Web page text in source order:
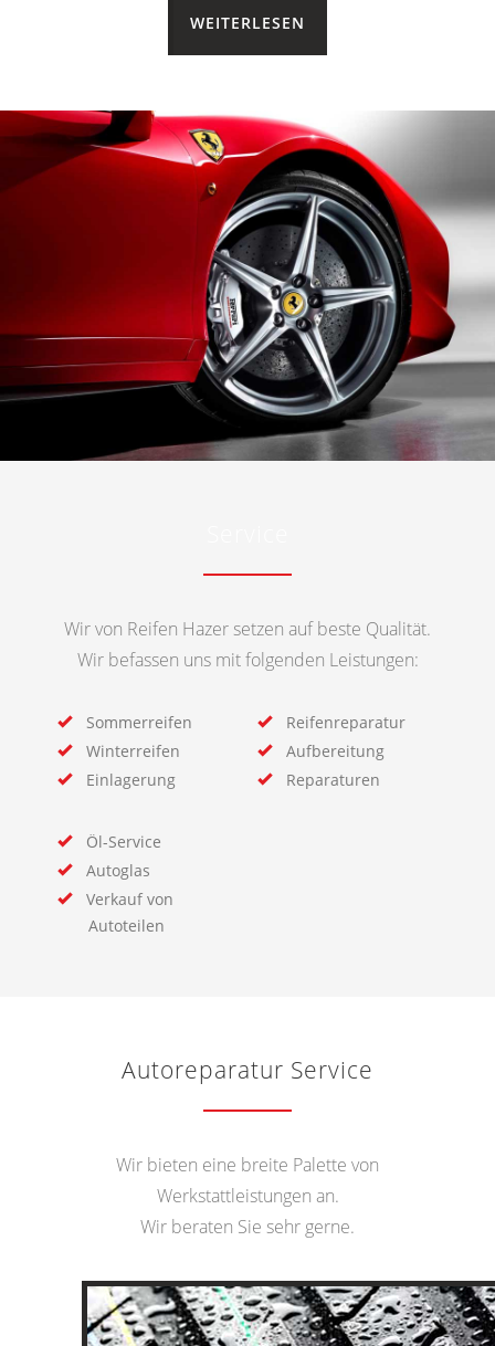
WEITERLESEN
Wir von Reifen Hazer setzen auf beste Qualität.
Wir befassen uns mit folgenden Leistungen:
Sommerreifen
Winterreifen
Einlagerung
Reifenreparatur
Aufbereitung
Reparaturen
Öl-Service
Autoglas
Verkauf von
Autoteilen
Autoreparatur Service
Wir bieten eine breite Palette von
Werkstattleistungen an.
Wir beraten Sie sehr gerne.